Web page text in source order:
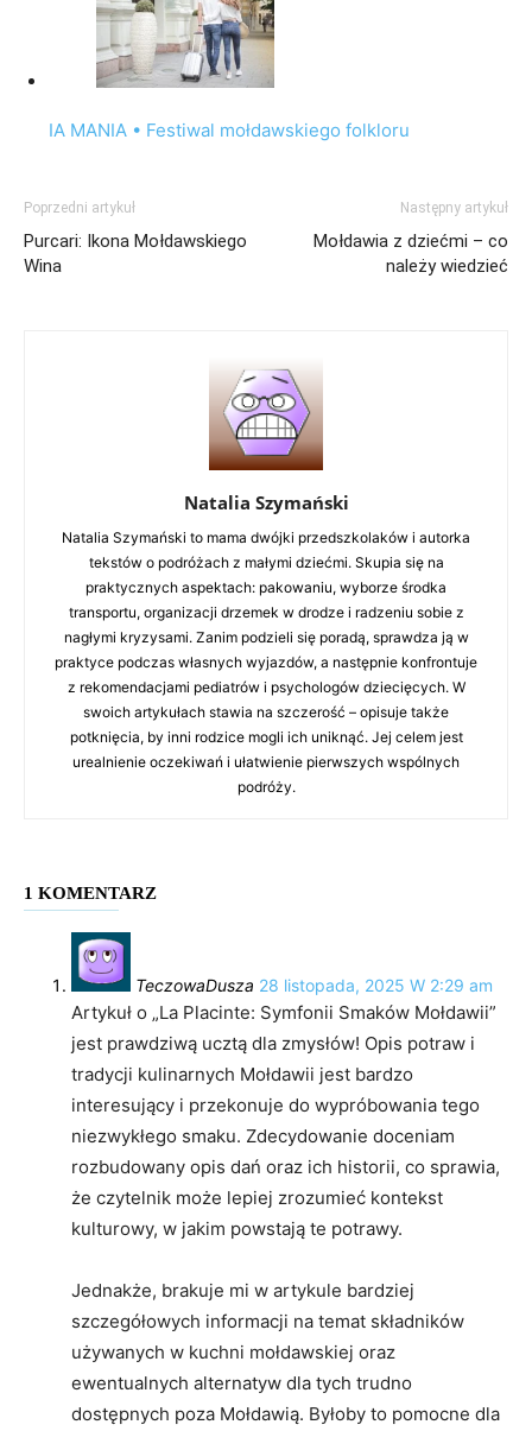
IA MANIA • Festiwal mołdawskiego folkloru
Poprzedni artykuł
Purcari: Ikona Mołdawskiego
Wina
Następny artykuł
Mołdawia z dziećmi – co
należy wiedzieć
Natalia Szymański
Natalia Szymański to mama dwójki przedszkolaków i autorka
tekstów o podróżach z małymi dziećmi. Skupia się na
praktycznych aspektach: pakowaniu, wyborze środka
transportu, organizacji drzemek w drodze i radzeniu sobie z
nagłymi kryzysami. Zanim podzieli się poradą, sprawdza ją w
praktyce podczas własnych wyjazdów, a następnie konfrontuje
z rekomendacjami pediatrów i psychologów dziecięcych. W
swoich artykułach stawia na szczerość – opisuje także
potknięcia, by inni rodzice mogli ich uniknąć. Jej celem jest
urealnienie oczekiwań i ułatwienie pierwszych wspólnych
podróży.
1 KOMENTARZ
TeczowaDusza 28 listopada, 2025 W 2:29 am
Artykuł o „La Placinte: Symfonii Smaków Mołdawii”
jest prawdziwą ucztą dla zmysłów! Opis potraw i
tradycji kulinarnych Mołdawii jest bardzo
interesujący i przekonuje do wypróbowania tego
niezwykłego smaku. Zdecydowanie doceniam
rozbudowany opis dań oraz ich historii, co sprawia,
że czytelnik może lepiej zrozumieć kontekst
kulturowy, w jakim powstają te potrawy.
Jednakże, brakuje mi w artykule bardziej
szczegółowych informacji na temat składników
używanych w kuchni mołdawskiej oraz
ewentualnych alternatyw dla tych trudno
dostępnych poza Mołdawią. Byłoby to pomocne dla